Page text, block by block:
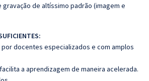
gravação de altíssimo padrão (imagem e
docentes especializados e com amplos
a aprendizagem de maneira acelerada.